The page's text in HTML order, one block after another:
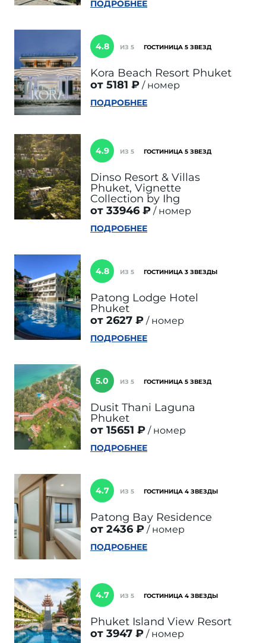
ПОДРОБНЕЕ
4.8 ИЗ 5 ГОСТИНИЦА 5 ЗВЕЗД
Kora Beach Resort Phuket
от 5181 ₽
номер
ПОДРОБНЕЕ
4.9 ИЗ 5 ГОСТИНИЦА 5 ЗВЕЗД
Dinso Resort & Villas
Phuket, Vignette
Collection by Ihg
от 33946 ₽
номер
ПОДРОБНЕЕ
4.8 ИЗ 5 ГОСТИНИЦА 3 ЗВЕЗДЫ
Patong Lodge Hotel
Phuket
от 2627 ₽
номер
ПОДРОБНЕЕ
5.0 ИЗ 5 ГОСТИНИЦА 5 ЗВЕЗД
Dusit Thani Laguna
Phuket
от 15651 ₽
номер
ПОДРОБНЕЕ
4.7 ИЗ 5 ГОСТИНИЦА 4 ЗВЕЗДЫ
Patong Bay Residence
от 2436 ₽
номер
ПОДРОБНЕЕ
4.7 ИЗ 5 ГОСТИНИЦА 4 ЗВЕЗДЫ
Phuket Island View Resort
от 3947 ₽
номер